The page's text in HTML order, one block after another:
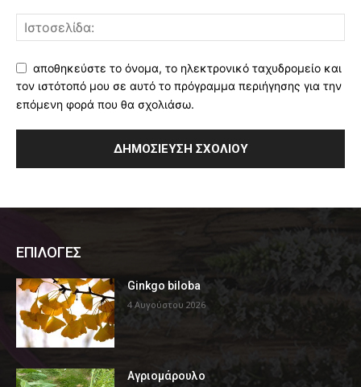
αποθηκεύστε το όνομα, το ηλεκτρονικό ταχυδρομείο και
τον ιστότοπό μου σε αυτό το πρόγραμμα περιήγησης για την
επόμενη φορά που θα σχολιάσω.
ΕΠΙΛΟΓΕΣ
Ginkgo biloba
4 Αυγούστου 2026
Αγριομάρουλο